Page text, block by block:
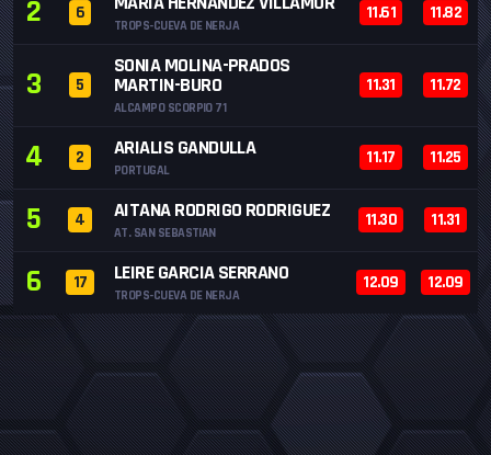
2 6
TROPS-CUEVA DE NERJA
11.61 11.82
3 5
SONIA MOLINA-PRADOS
MARTIN-BURO
ALCAMPO SCORPIO 71
11.31 11.72
4 2 ARIALIS GANDULLA
PORTUGAL
11.17 11.25
5 4 AITANA RODRIGO RODRIGUEZ
AT. SAN SEBASTIAN
11.30 11.31
6 17 LEIRE GARCIA SERRANO
TROPS-CUEVA DE NERJA
12.09 12.09